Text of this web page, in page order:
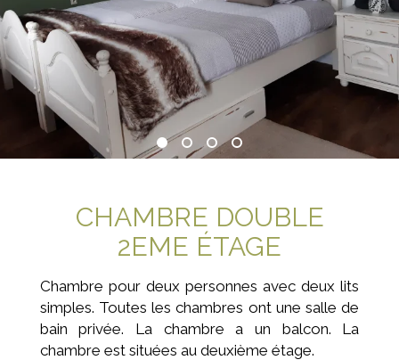
CHAMBRE DOUBLE
2EME ÉTAGE
Chambre pour deux personnes avec deux lits
simples. Toutes les chambres ont une salle de
bain privée. La chambre a un balcon. La
chambre est situées au deuxième étage.